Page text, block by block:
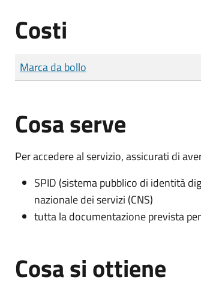
Costi
Tipo di pagamento
Importo
Marca da bollo
Cosa serve
Per accedere al servizio, assicurati di
SPID (sistema pubblico di identità
nazionale dei servizi (CNS)
tutta la documentazione prevista
Cosa si ottiene